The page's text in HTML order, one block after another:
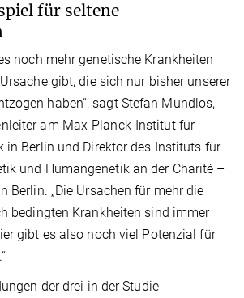
für seltene
noch mehr genetische Krankheiten
gibt, die sich nur bisher unserer
haben“, sagt Stefan Mundlos,
am Max-Planck-Institut für
in Berlin und Direktor des Instituts für
und Humangenetik an der Charité –
Berlin. „Die Ursachen für mehr die
bedingten Krankheiten sind immer
gibt es also noch viel Potenzial für
der drei in der Studie